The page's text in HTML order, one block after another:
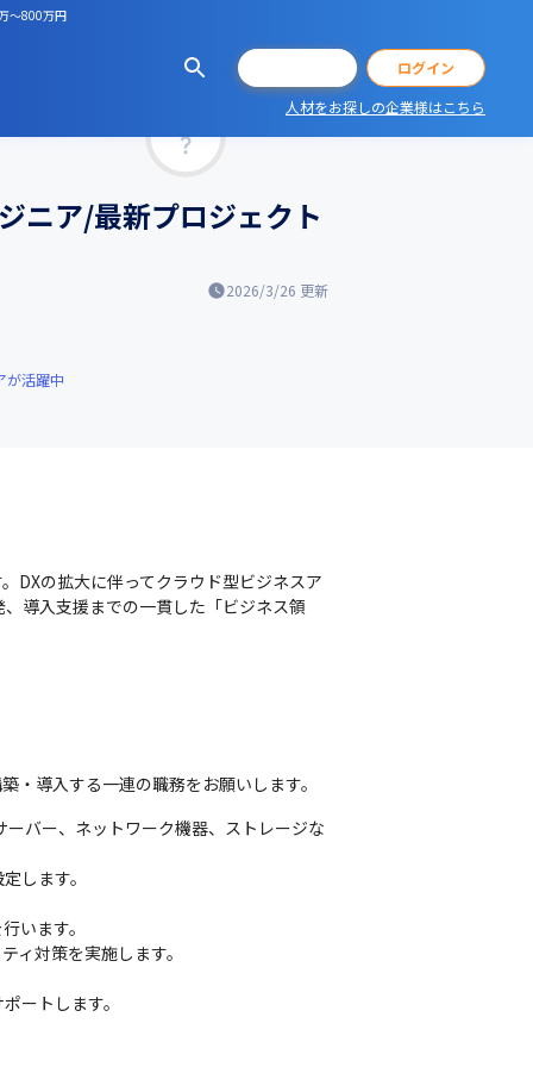
～800万円
ログイン
人材をお探しの企業様はこちら
ニア/最新プロジェクト
2026/3/26 更新
が活躍中
DXの拡大に伴ってクラウド型ビジネスア
導入支援までの一貫した「ビジネス領
・導入する一連の職務をお願いします。
バー、ネットワーク機器、ストレージな
します。
います。
ィ対策を実施します。
ートします。